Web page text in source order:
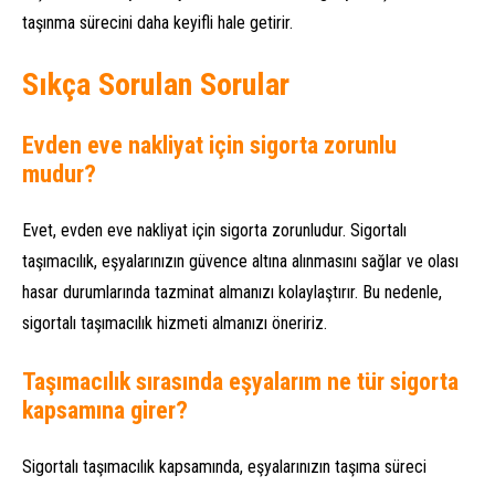
taşınma sürecini daha keyifli hale getirir.
Sıkça Sorulan Sorular
Evden eve nakliyat için sigorta zorunlu
mudur?
Evet, evden eve nakliyat için sigorta zorunludur. Sigortalı
taşımacılık, eşyalarınızın güvence altına alınmasını sağlar ve olası
hasar durumlarında tazminat almanızı kolaylaştırır. Bu nedenle,
sigortalı taşımacılık hizmeti almanızı öneririz.
Taşımacılık sırasında eşyalarım ne tür sigorta
kapsamına girer?
Sigortalı taşımacılık kapsamında, eşyalarınızın taşıma süreci